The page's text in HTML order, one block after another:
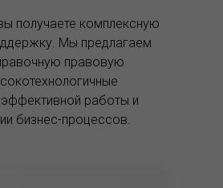
получаете комплексную
Мы предлагаем
правовую
работы и
бизнес-процессов.